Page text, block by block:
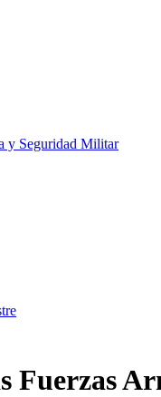
y Seguridad Militar
Fuerzas